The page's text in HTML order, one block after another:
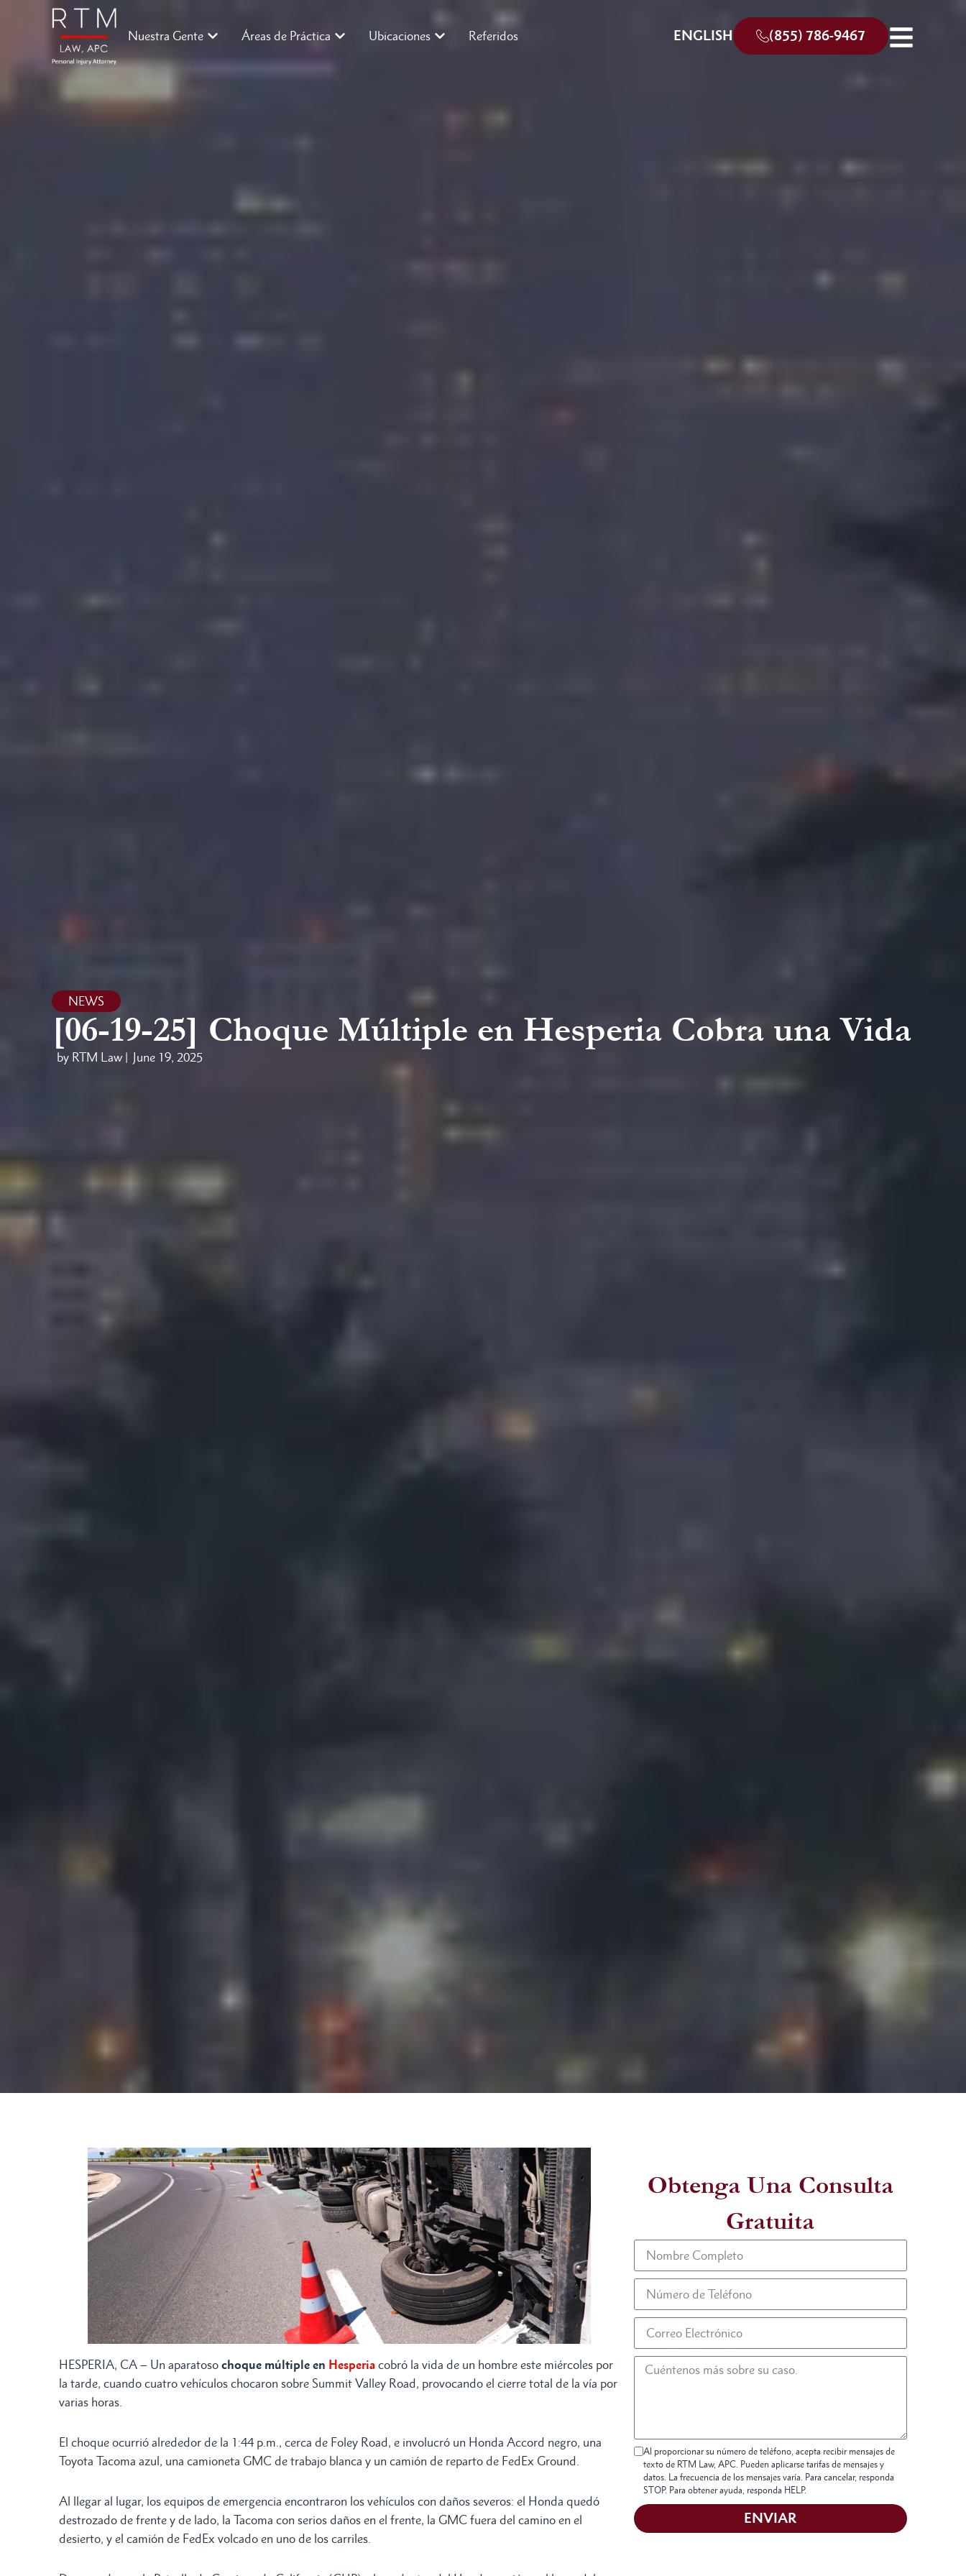
Nuestra Gente Áreas de Práctica Ubicaciones Referidos ENGLISH (855) 786-9467
NEWS
[06-19-25] Choque Múltiple en Hesperia Cobra una Vida
by RTM Law | June 19, 2025
HESPERIA, CA – Un aparatoso choque múltiple en Hesperia cobró la vida de un hombre este miércoles por
la tarde, cuando cuatro vehículos chocaron sobre Summit Valley Road, provocando el cierre total de la vía por
varias horas.
El choque ocurrió alrededor de la 1:44 p.m., cerca de Foley Road, e involucró un Honda Accord negro, una
Toyota Tacoma azul, una camioneta GMC de trabajo blanca y un camión de reparto de FedEx Ground.
Al llegar al lugar, los equipos de emergencia encontraron los vehículos con daños severos: el Honda quedó
destrozado de frente y de lado, la Tacoma con serios daños en el frente, la GMC fuera del camino en el
desierto, y el camión de FedEx volcado en uno de los carriles.
Obtenga Una Consulta
Gratuita
Al proporcionar su número de teléfono, acepta recibir mensajes de
texto de RTM Law, APC. Pueden aplicarse tarifas de mensajes y
datos. La frecuencia de los mensajes varía. Para cancelar, responda
STOP. Para obtener ayuda, responda HELP.
ENVIAR